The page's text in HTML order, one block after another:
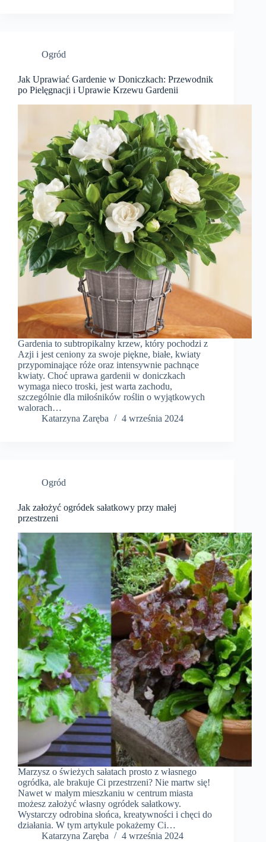
Ogród
Jak Uprawiać Gardenie w Doniczkach: Przewodnik
po Pielęgnacji i Uprawie Krzewu Gardenii
Gardenia to subtropikalny krzew, który pochodzi z
Azji i jest ceniony za swoje piękne, białe, kwiaty
przypominające róże oraz intensywnie pachnące
kwiaty. Choć uprawa gardenii w doniczkach
wymaga nieco troski, jest warta zachodu,
szczególnie dla miłośników roślin o wyjątkowych
walorach…
Katarzyna Zaręba
4 września 2024
Ogród
Jak założyć ogródek sałatkowy przy małej
przestrzeni
Marzysz o świeżych sałatach prosto z własnego
ogródka, ale brakuje Ci przestrzeni? Nie martw się!
Nawet w małym mieszkaniu w centrum miasta
możesz założyć własny ogródek sałatkowy.
Wystarczy odrobina słońca, kreatywności i chęci do
działania. W tym artykule pokażemy Ci…
Katarzyna Zaręba
4 września 2024